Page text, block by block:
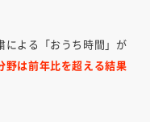
による「おうち時間」が
野は前年比を超える結果